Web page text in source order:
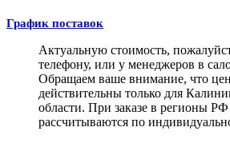
График поставок
Актуальную стоимость,
телефону, или у менеджеров в
Обращаем ваше внимание, что
действительны только для
области. При заказе в регионы
рассчитываются по